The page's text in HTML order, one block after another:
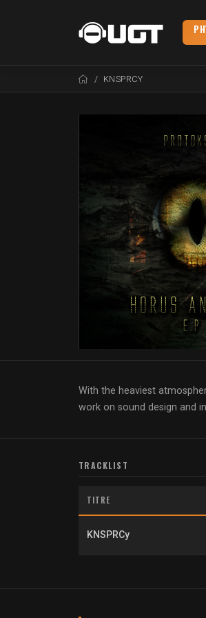
KNSPRCY
With the heaviest
work on sound design and
TRACKLIST
TITRE
KNSPRCy